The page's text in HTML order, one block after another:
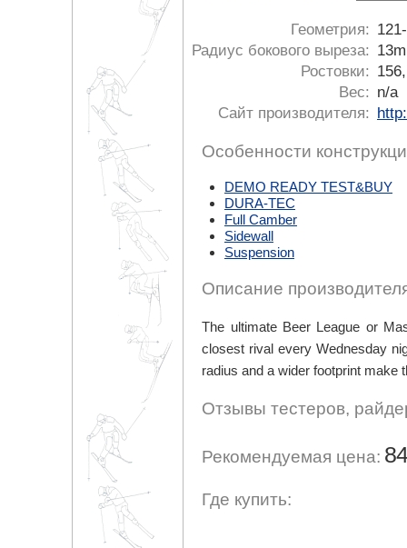
Геометрия:
Радиус бокового выреза:
Ростовки:
Вес:
n/a
Сайт производителя:
Особенности
DEMO READY TEST&BUY
DURA-TEC
Full Camber
Sidewall
Suspension
Описание
The ultimate Beer League or
closest rival every Wednesday
radius and a wider footprint make
Отзывы тестеров,
Рекомендуемая цена:
Где купить: